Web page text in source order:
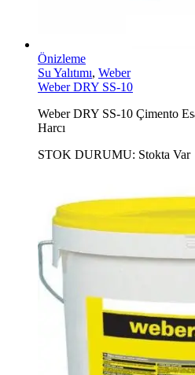
Önizleme
Su Yalıtımı, Weber
Weber DRY SS-10
Weber DRY SS-10 Çimento
Harcı
STOK DURUMU: Stokta Var